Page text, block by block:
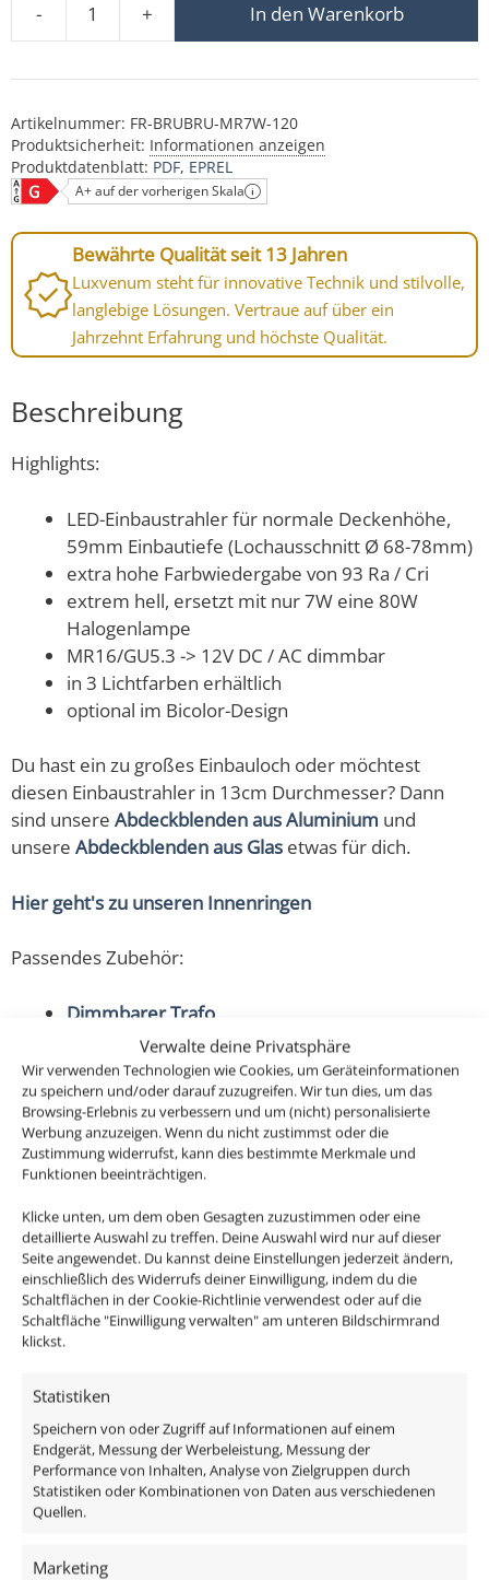
Verwalte deine Privatsphäre
Wir verwenden Technologien wie Cookies, um Geräteinformationen
zu speichern und/oder darauf zuzugreifen. Wir tun dies, um das
Browsing-Erlebnis zu verbessern und um (nicht) personalisierte
Werbung anzuzeigen. Wenn du nicht zustimmst oder die
Zustimmung widerrufst, kann dies bestimmte Merkmale und
Funktionen beeinträchtigen.
Klicke unten, um dem oben Gesagten zuzustimmen oder eine
detaillierte Auswahl zu treffen. Deine Auswahl wird nur auf dieser
Seite angewendet. Du kannst deine Einstellungen jederzeit ändern,
einschließlich des Widerrufs deiner Einwilligung, indem du die
Schaltflächen in der Cookie-Richtlinie verwendest oder auf die
Schaltfläche "Einwilligung verwalten" am unteren Bildschirmrand
klickst.
Statistiken
Speichern von oder Zugriff auf Informationen auf einem
Endgerät, Messung der Werbeleistung, Messung der
Performance von Inhalten, Analyse von Zielgruppen durch
Statistiken oder Kombinationen von Daten aus verschiedenen
Quellen.
Marketing
-
LED-Einbaustrahler MR16/GU5.3 | 12V | DIMMBAR |
+ In den Warenkorb
Artikelnummer: FR-BRUBRU-MR7W-120
Produktsicherheit: Informationen anzeigen
Produktdatenblatt: PDF EPREL
A+ auf der vorherigen Skala
Bewährte Qualität seit 13 Jahren
Luxvenum steht für innovative Technik und stilvolle,
langlebige Lösungen. Vertraue auf über ein
Jahrzehnt Erfahrung und höchste Qualität.
Beschreibung
Highlights:
LED-Einbaustrahler für normale Deckenhöhe,
59mm Einbautiefe (Lochausschnitt Ø 68-78mm)
extra hohe Farbwiedergabe von 93 Ra / Cri
extrem hell, ersetzt mit nur 7W eine 80W
Halogenlampe
MR16/GU5.3 -> 12V DC / AC dimmbar
in 3 Lichtfarben erhältlich
optional im Bicolor-Design
Du hast ein zu großes Einbauloch oder möchtest
diesen Einbaustrahler in 13cm Durchmesser? Dann
sind unsere Abdeckblenden aus Aluminium und
unsere Abdeckblenden aus Glas etwas für dich.
Hier geht's zu unseren Innenringen
Passendes Zubehör:
Dimmbarer Trafo
Classic-Line Forma: MR16/GU5.3 LED Einbaustrahler in
tollen und einzigartigen Single- & Bicolor-Designs.
Hergestellt aus CNC-gefrästem Aluminium mit
hochwertigem, austauschbarem Leuchtmittel. Lässt
sich mit den meisten, handelsüblichen, dimmbaren
12V Trafos von mindestens 40-100% dimmen, die
Leuchtmittel müssen natürlich nicht gedimmt werden.
Das enthaltene Leuchtmittel im edlen Milchglas Design
Lieferumfang enthalten sind:
1x Einbaurahmen Aluminium weiß
1x MR16 / GU5.3 Keramik Spot 7W
1x MR16 / GU5.3 Anschlusskabel
Technische Daten